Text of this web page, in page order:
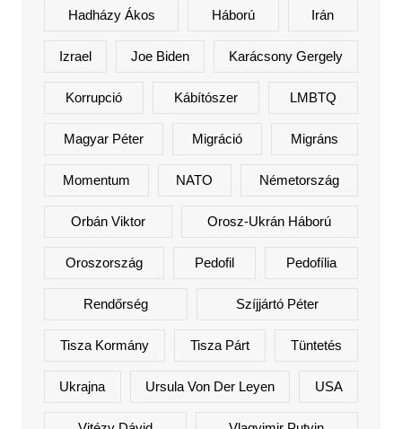
Hadházy Ákos Háború Irán
Izrael Joe Biden Karácsony Gergely
Korrupció Kábítószer LMBTQ
Magyar Péter Migráció Migráns
Momentum NATO Németország
Orbán Viktor Orosz-Ukrán Háború
Oroszország Pedofil Pedofília
Rendőrség Szíjjártó Péter
Tisza Kormány Tisza Párt Tüntetés
Ukrajna Ursula Von Der Leyen USA